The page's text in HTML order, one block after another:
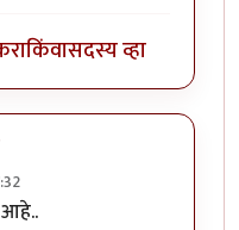
किंवासदस्य व्हा
आहे..